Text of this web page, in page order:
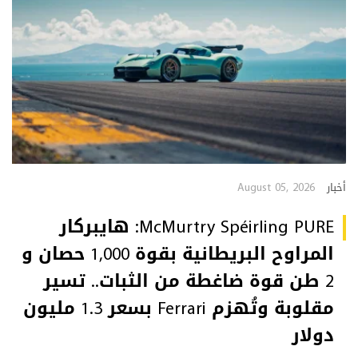
أخبار August 05, 2026
McMurtry Spéirling PURE: هايبركار
المراوح البريطانية بقوة 1,000 حصان و
2 طن قوة ضاغطة من الثبات.. تسير
مقلوبة وتُهزم Ferrari بسعر 1.3 مليون
دولار